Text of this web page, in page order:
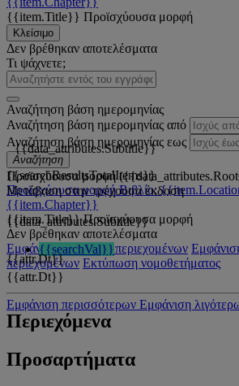
{{item.Title}} Προϊσχύουσα μορφή
Κλείσιμο
Δεν βρέθηκαν αποτελέσματα
Τι ψάχνετε;
Αναζήτηση βάση ημερομηνίας
Αναζήτηση βάση ημερομηνίας από
Αναζήτηση βάση ημερομηνίας εως
Αναζήτηση
{{searchResultsTotalItems}}
Προϊσχύουσα μορφή Βιβλίο:
{{item.Chapter}}
{{item.Title}} Προϊσχύουσα μορφή
Δεν βρέθηκαν αποτελέσματα
Εμφάνιση όλων των περιεχομένων
περιεχομένων Εκτύπωση νομοθετήματος
{{data_attributes.Subtitle}}
Προϊσχύουσα μορφή
Μετάβαση στην τρέχουσα έκδοση
{{data_attributes.Subtitle}}
{{searchVal}}
{{attr.Dt}}
Εμφάνιση περισσότερων Εμφάνιση
{{attr.Dt}}
Περιεχόμενα
Προσαρτήματα